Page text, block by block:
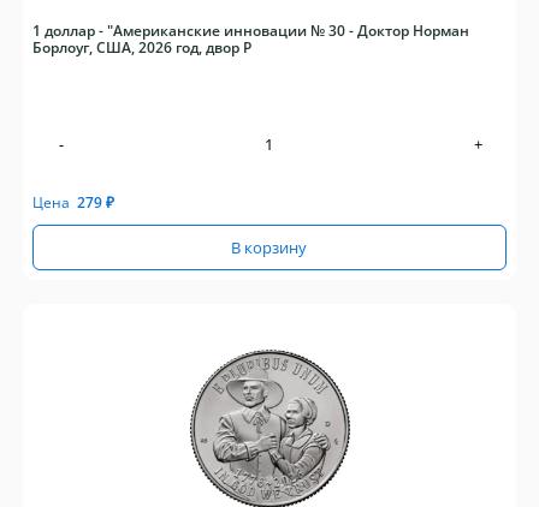
1 доллар - "Американские инновации № 30 - Доктор Норман
Борлоуг, США, 2026 год, двор P
- +
Цена 279₽
В корзину